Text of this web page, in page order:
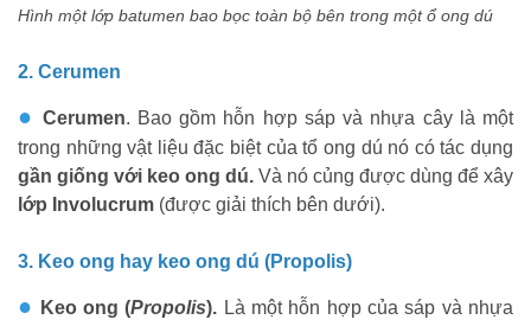
Hình một lớp batumen bao bọc toàn bộ bên trong một ổ ong dú
2. Cerumen
● Cerumen. Bao gồm hỗn hợp sáp và nhựa cây là một
trong những vật liệu đặc biệt của tổ ong dú nó có tác dụng
gần giống với keo ong dú. Và nó củng được dùng để xây
lớp Involucrum (được giải thích bên dưới).
3. Keo ong hay keo ong dú (Propolis)
● Keo ong (Propolis). Là một hỗn hợp của sáp và nhựa